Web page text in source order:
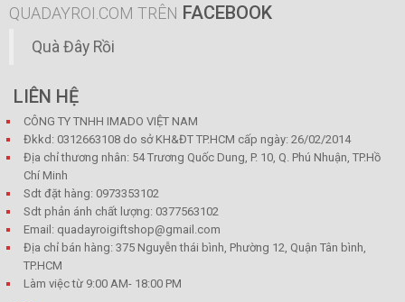
QUADAYROI.COM TRÊN FACEBOOK
Quà Đây Rồi
LIÊN HỆ
CÔNG TY TNHH IMADO VIỆT NAM
Đkkd: 0312663108 do sở KH&ĐT TP.HCM cấp ngày: 26/02/2014
Địa chỉ thương nhân: 54 Trương Quốc Dung, P. 10, Q. Phú Nhuận, TP.Hồ
Chí Minh
Sdt đặt hàng: 0973353102
Sdt phản ánh chất lượng: 0377563102
Email: quadayroigiftshop@gmail.com
Địa chỉ bán hàng: 375 Nguyễn thái bình, Phường 12, Quận Tân bình,
TP.HCM
Làm việc từ 9:00 AM- 18:00 PM